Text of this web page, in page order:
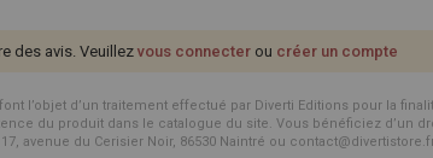
des avis. Veuillez vous connecter ou créer un compte
l’objet d’un traitement effectué par Diverti Editions pour la
du produit dans le catalogue du site. Vous bénéficiez d’un
avenue du Cerisier Noir, 86530 Naintré ou